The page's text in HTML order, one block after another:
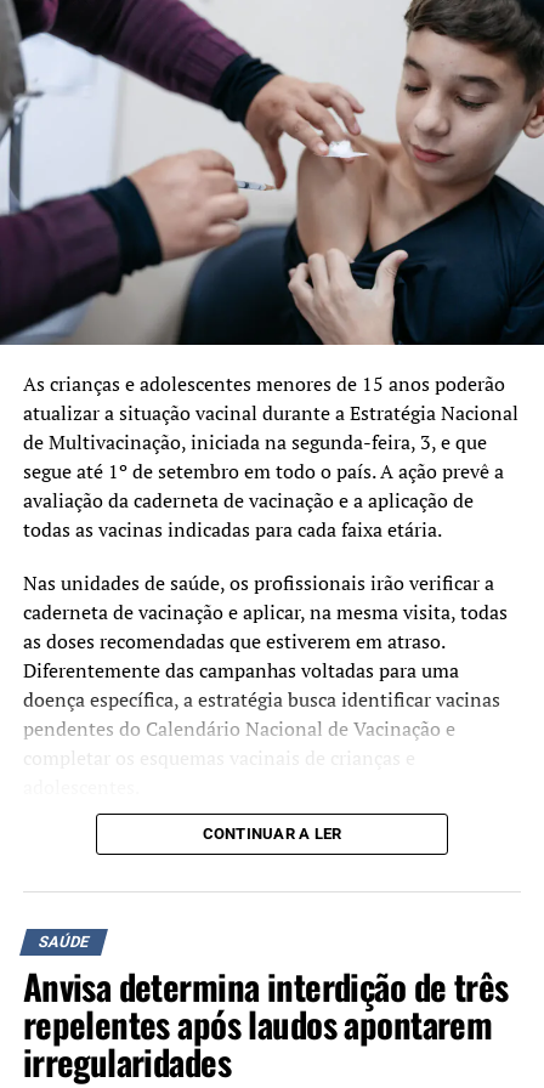
As crianças e adolescentes menores de 15 anos poderão
atualizar a situação vacinal durante a Estratégia Nacional
de Multivacinação, iniciada na segunda-feira, 3, e que
segue até 1º de setembro em todo o país. A ação prevê a
avaliação da caderneta de vacinação e a aplicação de
todas as vacinas indicadas para cada faixa etária.
Nas unidades de saúde, os profissionais irão verificar a
caderneta de vacinação e aplicar, na mesma visita, todas
as doses recomendadas que estiverem em atraso.
Diferentemente das campanhas voltadas para uma
doença específica, a estratégia busca identificar vacinas
pendentes do Calendário Nacional de Vacinação e
completar os esquemas vacinais de crianças e
Segundo o Ministério da Saúde, a mobilização tem como
acesso às vacinas oferecidas gratuitamente pelo Sistema
Único de Saúde (SUS). A atualização da caderneta
contribui para a prevenção de doenças imunopreveníveis
e fortalece a proteção coletiva da população.
Manter a vacinação em dia é a principal forma de
prevenir doenças graves, como sarampo e poliomielite.
CONTINUAR A LER
SAÚDE
Anvisa determina interdição de três
repelentes após laudos apontarem
irregularidades